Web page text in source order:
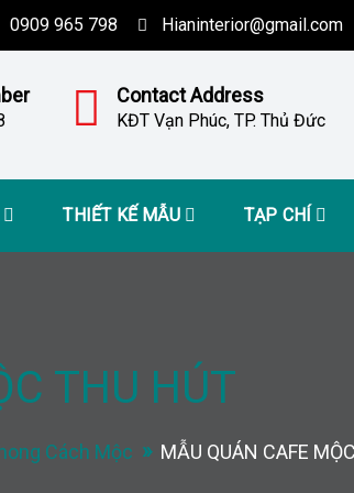
0909 965 798 Hianinterior@gmail.com
Contact Address
KĐT Vạn Phúc, TP. Thủ Đức
THIẾT KẾ MẪU TẠP CHÍ
THU HÚT
Cách Mộc MẪU QUÁN CAFE